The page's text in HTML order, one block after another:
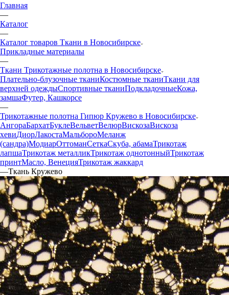
Главная
—
Каталог
—
Каталог товаров Ткани в Новосибирске
Прикладные материалы
—
Ткани Трикотажные полотна в Новосибирске
Плательно-блузочные тканиКостюмные тканиТкани для
верхней одеждыСпортивные тканиПодкладочныеКожа,
замшаФутер, Кашкорсе
—
Трикотажные полотна Гипюр Кружево в Новосибирске
АнгораБархатБуклеВельветВелюрВискозаВискоза
хевиДиорЛакостаМальбороМеланж
(сандра)МодиарОттоманСеткаСкуба, абамаТрикотаж
лапшаТрикотаж металликТрикотаж однотонныйТрикотаж
принтМасло, ВенецияТрикотаж жаккард
—Ткань Кружево